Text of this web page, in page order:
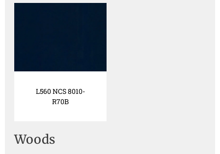
L560 NCS 8010-
R70B
Woods